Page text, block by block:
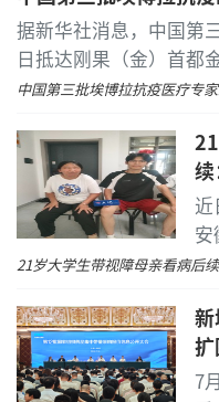
无需制作角膜瓣，
持角膜生物力学稳定性
低负压设计，优化
弧形吸附贴合角膜
光，缓解术前紧张。
临床数据显示，传
万例、全球超1300万
市后，全球临床手术已
术后干眼发生率更低、
子、征兵军警、公职备
群。依托扎实的临床积
超20万例，其中全飞秒
发
据新华社消息，中国第
日抵达刚果（金）首都
情防控防线。刚果（金
中国第三批埃博拉抗疫医疗专
近
安
一
履
21岁大学生带视障母亲看病
7